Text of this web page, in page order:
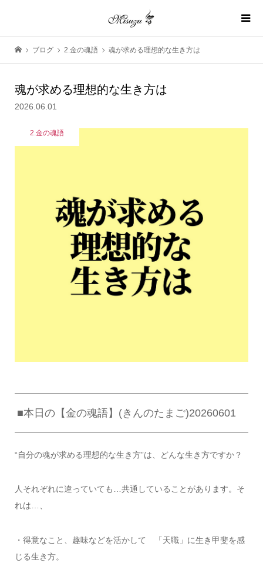
ブログ 2.金の魂語 魂が求める理想的な生き方は
魂が求める理想的な生き方は
2026.06.01
2.金の魂語
■本日の【金の魂語】(きんのたまご)20260601
“自分の魂が求める理想的な生き方”は、どんな生き方ですか？
人それぞれに違っていても…共通していることがあります。そ
れは…、
・得意なこと、趣味などを活かして 「天職」に生き甲斐を感
じる生き方。